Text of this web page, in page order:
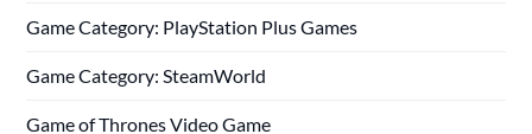
Game Category: PlayStation Plus Games
Game Category: SteamWorld
Game of Thrones Video Game